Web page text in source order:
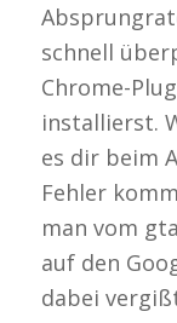
schnell
Chrome-
installierst.
es dir beim
Fehler
man vom
auf den
dabei